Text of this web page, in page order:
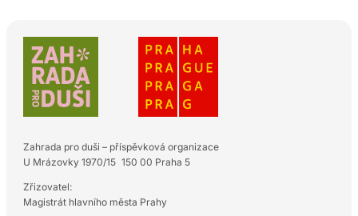
Zahrada pro duši – příspěvková organizace
U Mrázovky 1970/15 150 00 Praha 5
Zřizovatel:
Magistrát hlavního města Prahy